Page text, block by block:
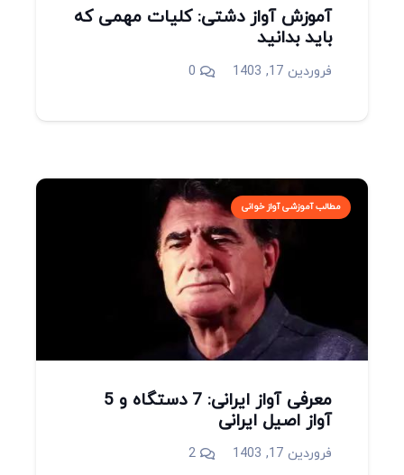
آموزش آواز دشتی: کلیات مهمی که
باید بدانید
فروردین 17, 1403 0
مطالب آموزشی آواز خوانی
معرفی آواز ایرانی: 7 دستگاه و 5
آواز اصیل ایرانی
فروردین 17, 1403 2دیدگاه